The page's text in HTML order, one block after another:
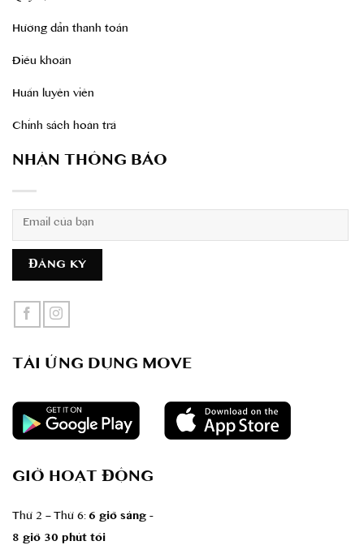
Hướng dẫn thanh toán
Điều khoản
Huấn luyên viên
Chính sách hoàn trả
NHẬN THÔNG BÁO
TẢI ỨNG DỤNG MOVE
GIỜ HOẠT ĐỘNG
Thứ 2 – Thứ 6:6 giờ sáng -
8 giờ 30 phút tối